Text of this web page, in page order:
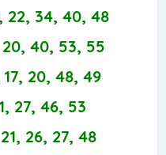
22, 34, 40, 48
20, 40, 53, 55
17, 20, 48, 49
27, 46, 53
26, 27, 48